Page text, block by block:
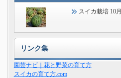
スイカ栽培 10月
リンク集
園芸ナビ｜花と野菜の育て方
スイカの育て方.com